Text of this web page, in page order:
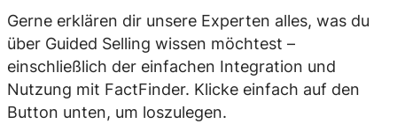
Gerne erklären dir unsere Experten alles, was du
über Guided Selling wissen möchtest –
einschließlich der einfachen Integration und
Nutzung mit FactFinder. Klicke einfach auf den
Button unten, um loszulegen.